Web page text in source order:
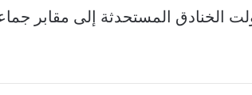
الخنادق المستحدثة إلى مقابر